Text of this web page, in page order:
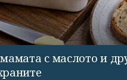
с маслото и